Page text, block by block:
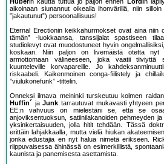
Huberin kautta tuttua jo paljon ennen Lordin
aikoinaan siunannut oikealla ihonvärillä, niin
”jakautunut”) persoonallisuus!
Eternal Erectionin keikkahurmokset ovat aina niin
tämän” -luokkaansa, tanssijalat spastiseen
studiolevyt ovat muodostuneet hyvin
koskaan. Niin paljon on livemäistä otetta nyt
armottomaan välineeseen, joka vaatii tiiviyttä
kuunteleville korvapareille. Jo
riskaabeli. Kaikenmoinen conga-fiilistely ja
”viulukonefunk” -tittelin.
Onneksi ilmava meininki turskeutuu kolmen
Huffin´ jaJunk tarrautuvat mukavasti yhtyeen
EE:n vahvuus on mielestäni se, että se
anjoviksentuoksun, satiinilakanoiden pehmeyden
yksinkertaisuuden, jolla hitit tehdään. Tässä
erittäin lahjakkaalla, mutta vielä hiukan
jonka edustajia en nyt halua nimetä erikseen.
riippuvaisessa ähinässä on esimerkillistä,
kaunista ja panemisesta asettamista.